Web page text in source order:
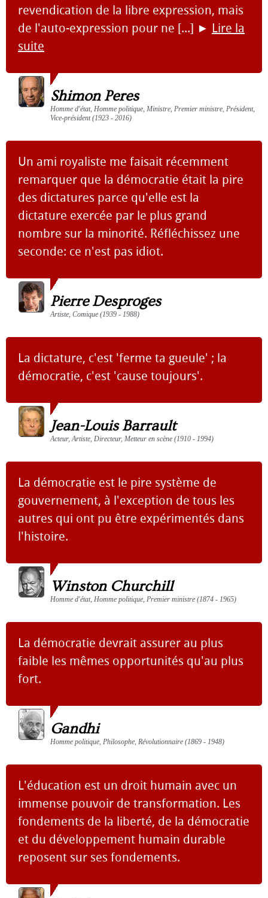
revendication de la libre expression, mais
de l'auto-expression pour ne [...] ► Lire la
suite
Shimon Peres
Homme d'état, Homme politique, Ministre, Premier ministre, Président,
Vice-président (1923 - 2016)
Un ami royaliste me faisait récemment
remarquer que la démocratie était la pire
des dictatures parce qu'elle est la
dictature exercée par le plus grand
nombre sur la minorité. Réfléchissez une
seconde: ce n'est pas idiot.
Pierre Desproges
Artiste, Comique (1939 - 1988)
La dictature, c'est 'ferme ta gueule' ; la
démocratie, c'est 'cause toujours'.
Jean-Louis Barrault
Acteur, Artiste, Directeur, Metteur en scène (1910 - 1994)
La démocratie est le pire système de
gouvernement, à l'exception de tous les
autres qui ont pu être expérimentés dans
l'histoire.
Winston Churchill
Homme d'état, Homme politique, Premier ministre (1874 - 1965)
La démocratie devrait assurer au plus
faible les mêmes opportunités qu'au plus
fort.
Gandhi
Homme politique, Philosophe, Révolutionnaire (1869 - 1948)
L'éducation est un droit humain avec un
immense pouvoir de transformation. Les
fondements de la liberté, de la démocratie
et du développement humain durable
reposent sur ses fondements.